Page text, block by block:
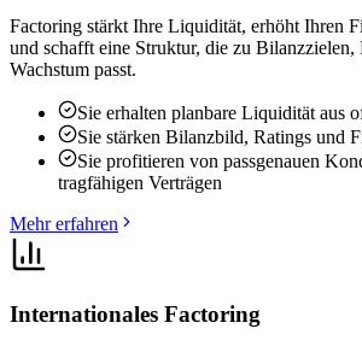
Factoring stärkt Ihre Liquidität, erhöht Ihren
und schafft eine Struktur, die zu Bilanzzielen,
Wachstum passt.
Sie erhalten planbare Liquidität aus
Sie stärken Bilanzbild, Ratings und
Sie profitieren von passgenauen
tragfähigen Verträgen
Mehr erfahren
Internationales Factoring